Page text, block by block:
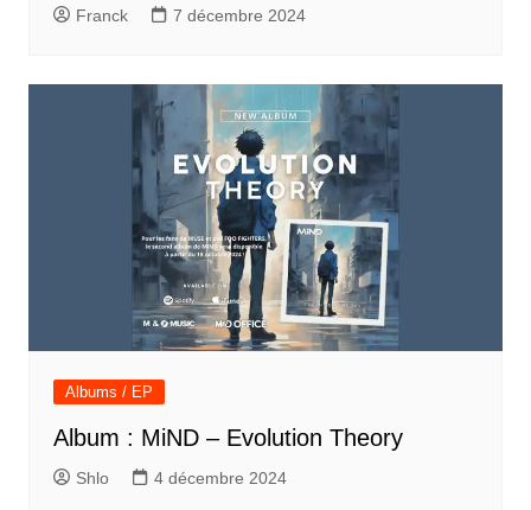
Franck 7 décembre 2024
Albums / EP
Album : MiND – Evolution Theory
Shlo 4 décembre 2024